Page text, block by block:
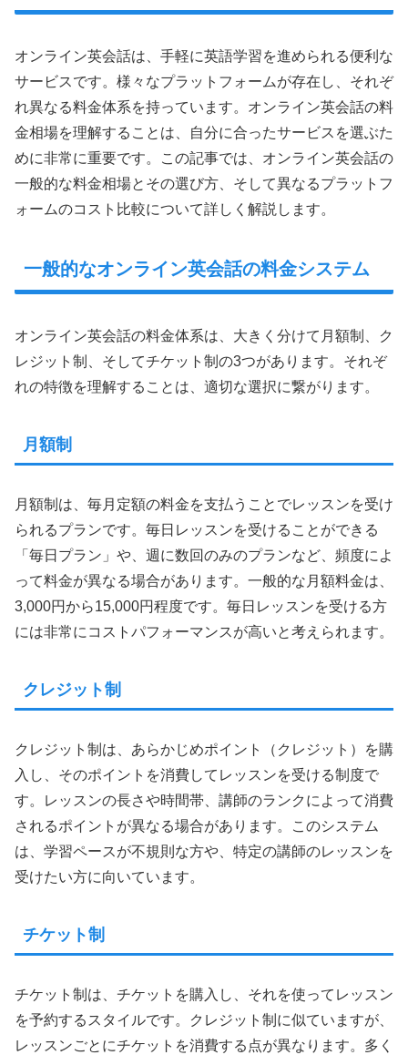
オンライン英会話は、手軽に英語学習を進められる便利な
サービスです。様々なプラットフォームが存在し、それぞ
れ異なる料金体系を持っています。オンライン英会話の料
金相場を理解することは、自分に合ったサービスを選ぶた
めに非常に重要です。この記事では、オンライン英会話の
一般的な料金相場とその選び方、そして異なるプラットフ
ォームのコスト比較について詳しく解説します。
一般的なオンライン英会話の料金システム
オンライン英会話の料金体系は、大きく分けて月額制、ク
レジット制、そしてチケット制の3つがあります。それぞ
れの特徴を理解することは、適切な選択に繋がります。
月額制
月額制は、毎月定額の料金を支払うことでレッスンを受け
られるプランです。毎日レッスンを受けることができる
「毎日プラン」や、週に数回のみのプランなど、頻度によ
って料金が異なる場合があります。一般的な月額料金は、
3,000円から15,000円程度です。毎日レッスンを受ける方
には非常にコストパフォーマンスが高いと考えられます。
クレジット制
クレジット制は、あらかじめポイント（クレジット）を購
入し、そのポイントを消費してレッスンを受ける制度で
す。レッスンの長さや時間帯、講師のランクによって消費
されるポイントが異なる場合があります。このシステム
は、学習ペースが不規則な方や、特定の講師のレッスンを
受けたい方に向いています。
チケット制
チケット制は、チケットを購入し、それを使ってレッスン
を予約するスタイルです。クレジット制に似ていますが、
レッスンごとにチケットを消費する点が異なります。多く